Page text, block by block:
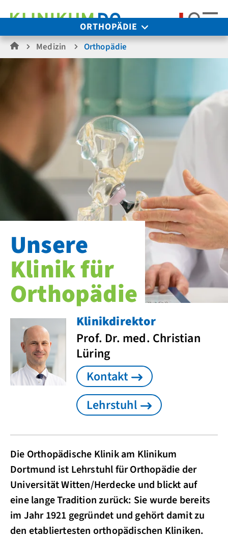
ORTHOPÄDIE
Medizin Orthopädie
Unsere
Klinik für
Orthopädie
Klinikdirektor
Prof. Dr. med. Christian
Lüring
Kontakt
Lehrstuhl
Die Orthopädische Klinik am Klinikum
Dortmund ist Lehrstuhl für Orthopädie der
Universität Witten/Herdecke und blickt auf
eine lange Tradition zurück: Sie wurde bereits
im Jahr 1921 gegründet und gehört damit zu
den etabliertesten orthopädischen Kliniken.